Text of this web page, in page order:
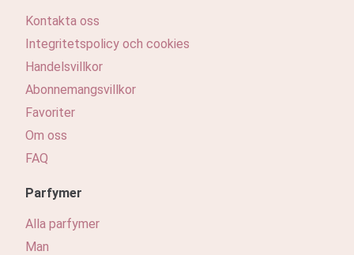
Kontakta oss
Integritetspolicy och cookies
Handelsvillkor
Abonnemangsvillkor
Favoriter
Om oss
FAQ
Parfymer
Alla parfymer
Man